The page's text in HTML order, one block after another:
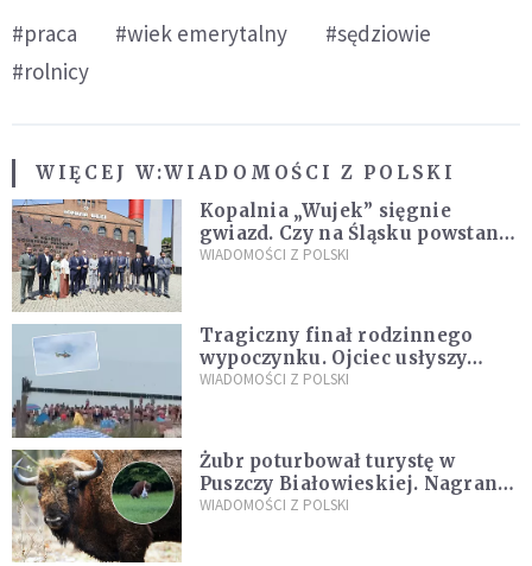
#praca #wiek emerytalny
#sędziowie
#rolnicy
WIĘCEJ W:WIADOMOŚCI Z POLSKI
Kopalnia „Wujek” sięgnie
gwiazd. Czy na Śląsku powstanie
„Dolina Krzemowa”?
WIADOMOŚCI Z POLSKI
Tragiczny finał rodzinnego
wypoczynku. Ojciec usłyszy
zarzuty
WIADOMOŚCI Z POLSKI
Żubr poturbował turystę w
Puszczy Białowieskiej. Nagranie
daje do myślenia
WIADOMOŚCI Z POLSKI